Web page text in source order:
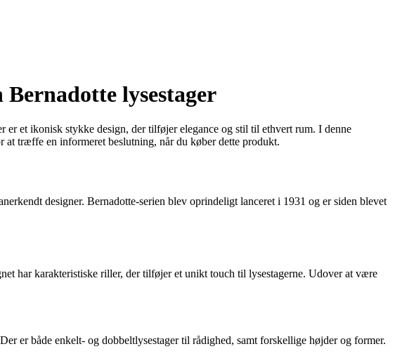
lysestager
er et ikonisk stykke design, der tilføjer elegance og stil til ethvert rum. I denne
træffe en informeret beslutning, når du køber dette produkt.
designer. Bernadotte-serien blev oprindeligt lanceret i 1931 og er siden blevet
har karakteristiske riller, der tilføjer et unikt touch til lysestagerne. Udover at være
er både enkelt- og dobbeltlysestager til rådighed, samt forskellige højder og former.